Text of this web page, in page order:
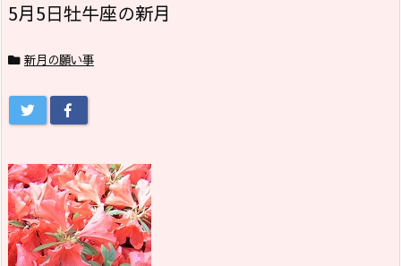
5月5日牡牛座の新月
新月の願い事